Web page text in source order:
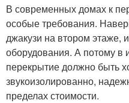
В современных домах к
особые требования.
джакузи на втором этаже,
оборудования. А потому в
перекрытие должно быть
звукоизолированно,
пределах стоимости.